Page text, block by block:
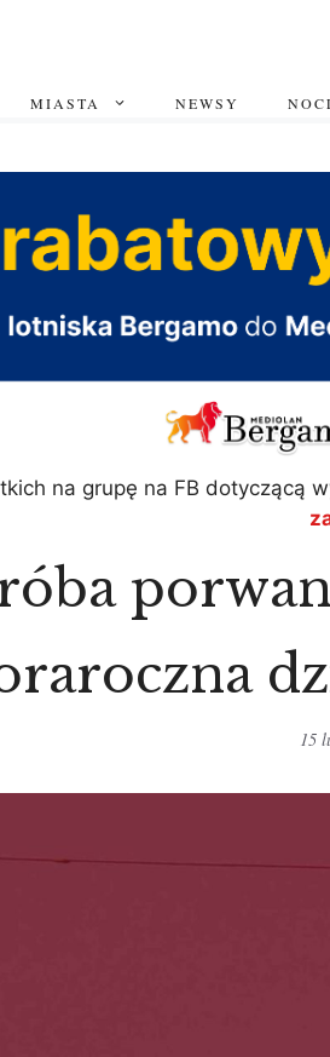
MIASTA NEWSY
na grupę na FB dotyczącą
15